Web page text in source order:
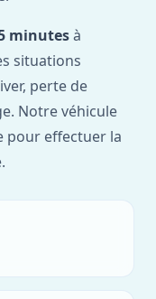
minutesà
situations
perte de
Notre véhicule
pour effectuer la